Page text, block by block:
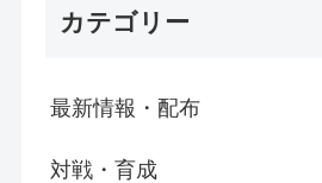
カテゴリー
最新情報・配布
対戦・育成